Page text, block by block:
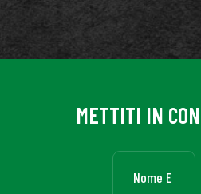
METTITI IN